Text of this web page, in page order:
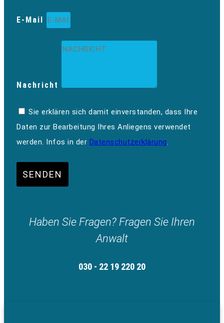
E-Mail
Nachricht
Sie erklären sich damit einverstanden, dass Ihre
Daten zur Bearbeitung Ihres Anliegens verwendet
werden. Infos in der Datenschutzerklärung.
SENDEN
Haben Sie Fragen? Fragen Sie Ihren
Anwalt
030 - 22 19 220 20